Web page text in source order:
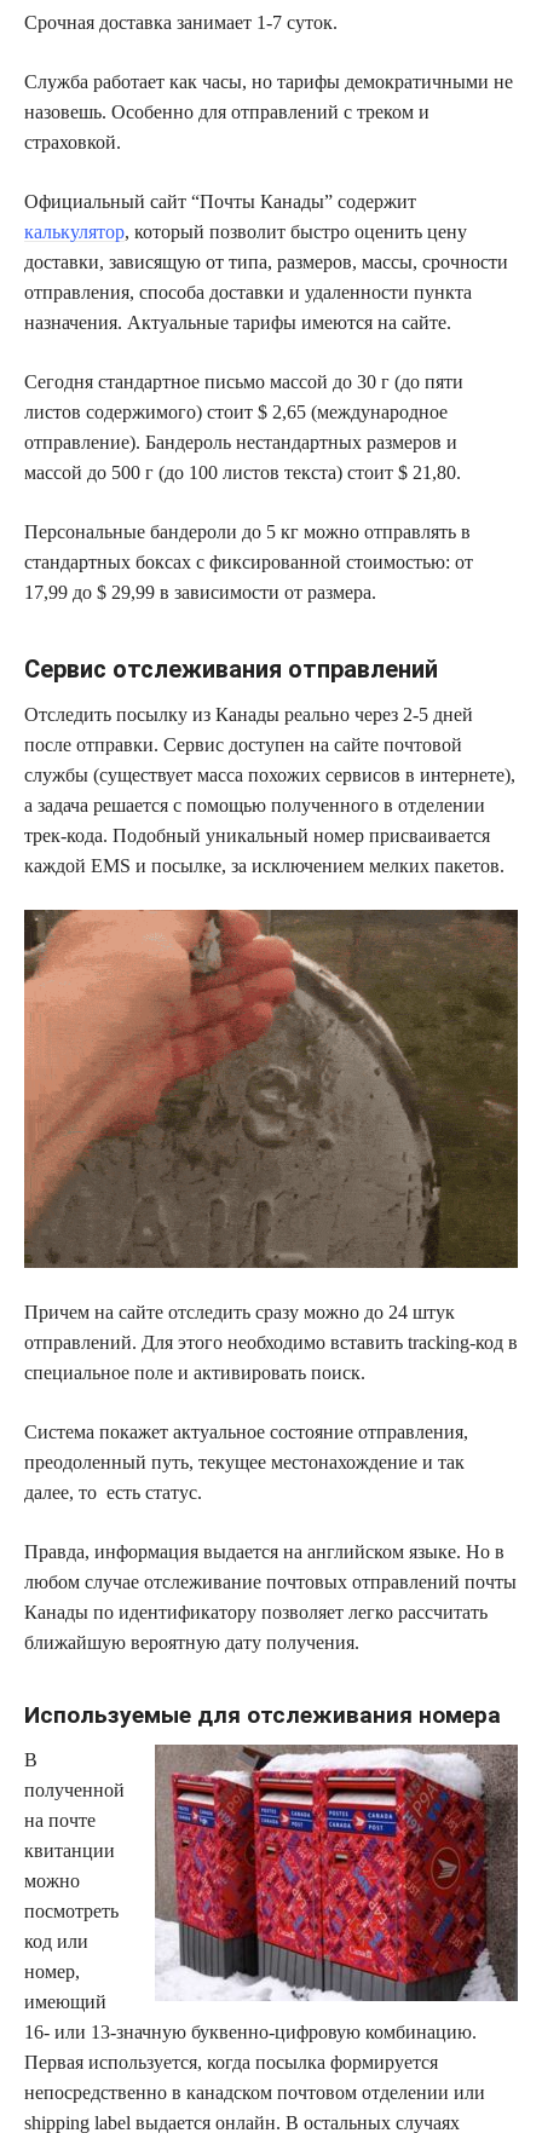
Срочная доставка занимает 1-7 суток.
Служба работает как часы, но тарифы демократичными не
назовешь. Особенно для отправлений с треком и
страховкой.
Официальный сайт “Почты Канады” содержит
калькулятор, который позволит быстро оценить цену
доставки, зависящую от типа, размеров, массы, срочности
отправления, способа доставки и удаленности пункта
назначения. Актуальные тарифы имеются на сайте.
Сегодня стандартное письмо массой до 30 г (до пяти
листов содержимого) стоит $ 2,65 (международное
отправление). Бандероль нестандартных размеров и
массой до 500 г (до 100 листов текста) стоит $ 21,80.
Персональные бандероли до 5 кг можно отправлять в
стандартных боксах с фиксированной стоимостью: от
17,99 до $ 29,99 в зависимости от размера.
Сервис отслеживания отправлений
Отследить посылку из Канады реально через 2-5 дней
после отправки. Сервис доступен на сайте почтовой
службы (существует масса похожих сервисов в интернете),
а задача решается с помощью полученного в отделении
трек-кода. Подобный уникальный номер присваивается
каждой EMS и посылке, за исключением мелких пакетов.
Причем на сайте отследить сразу можно до 24 штук
отправлений. Для этого необходимо вставить tracking-код в
специальное поле и активировать поиск.
Система покажет актуальное состояние отправления,
преодоленный путь, текущее местонахождение и так
далее, то есть статус.
Правда, информация выдается на английском языке. Но в
любом случае отслеживание почтовых отправлений почты
Канады по идентификатору позволяет легко рассчитать
ближайшую вероятную дату получения.
Используемые для отслеживания номера
В
полученной
на почте
квитанции
можно
посмотреть
код или
номер,
имеющий
16- или 13-значную буквенно-цифровую комбинацию.
Первая используется, когда посылка формируется
непосредственно в канадском почтовом отделении или
shipping label выдается онлайн. В остальных случаях